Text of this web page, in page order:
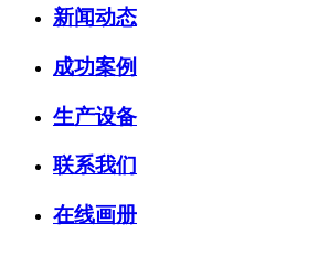
新闻动态
成功案例
生产设备
联系我们
在线画册